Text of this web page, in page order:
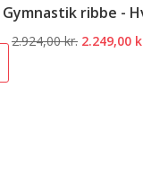
Gymnastik ribbe -
2.924,00kr. Den
2.249,00